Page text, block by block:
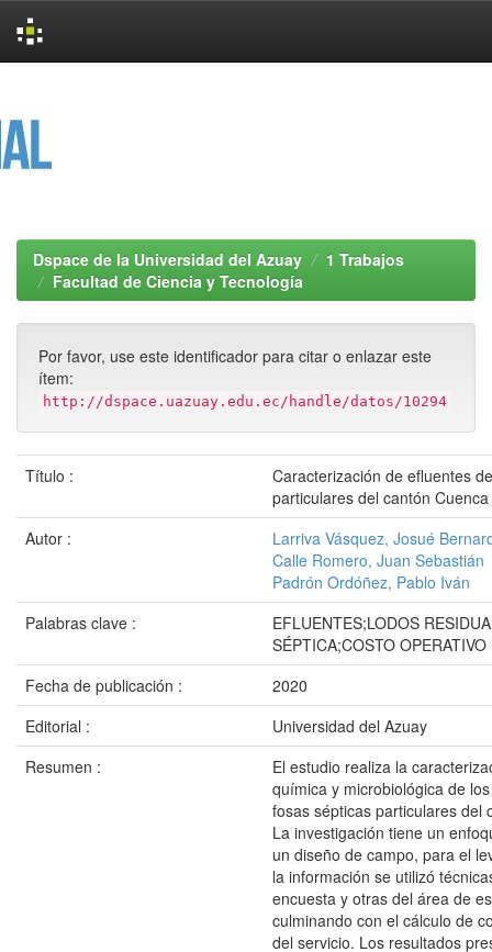
Dspace de la Universidad del Azuay
1 Trabajos
Facultad de Ciencia y Tecnología
Por favor, use este identificador para citar o enlazar este
ítem:
http://dspace.uazuay.edu.ec/handle/datos/10294
Título :
Caracterización de efluentes
particulares del cantón Cuenca
Autor :
Larriva Vásquez, Josué
Calle Romero, Juan Sebastián
Padrón Ordóñez, Pablo Iván
Palabras clave :
EFLUENTES;LODOS
SÉPTICA;COSTO OPERATIVO
Fecha de publicación :
2020
Editorial :
Universidad del Azuay
Resumen :
El estudio realiza la
química y microbiológica de
fosas sépticas particulares del
La investigación tiene un
un diseño de campo, para el
la información se utilizó
encuesta y otras del área de
culminando con el cálculo de
del servicio. Los resultados